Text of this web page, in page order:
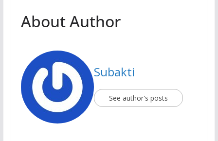
About Author
Subakti
See author's posts